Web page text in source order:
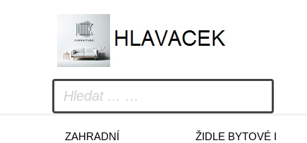
ZAHRADNÍ
ŽIDLE BYTOVÉ I